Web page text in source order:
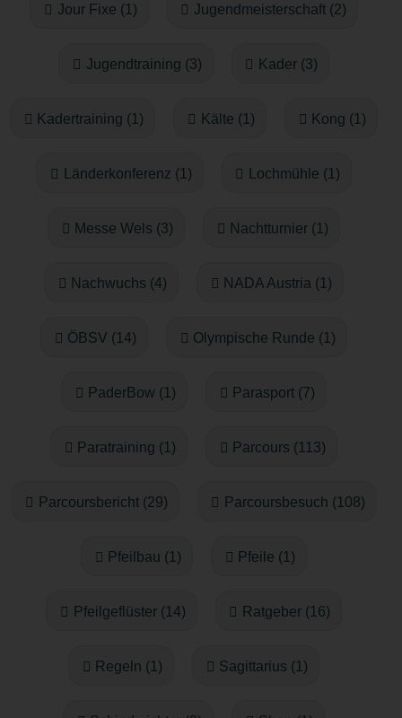
Jour Fixe (1) Jugendmeisterschaft (2)
Jugendtraining (3) Kader (3)
Kadertraining (1) Kälte (1) Kong (1)
Länderkonferenz (1) Lochmühle (1)
Messe Wels (3) Nachtturnier (1)
Nachwuchs (4) NADA Austria (1)
ÖBSV (14) Olympische Runde (1)
PaderBow (1) Parasport (7)
Paratraining (1) Parcours (113)
Parcoursbericht (29) Parcoursbesuch (108)
Pfeilbau (1) Pfeile (1)
Pfeilgeflüster (14) Ratgeber (16)
Regeln (1) Sagittarius (1)